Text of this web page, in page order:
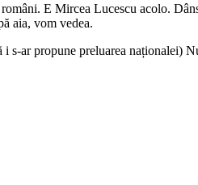
E Mircea Lucescu acolo.
aia, vom vedea.
i s-ar propune preluarea naționalei)